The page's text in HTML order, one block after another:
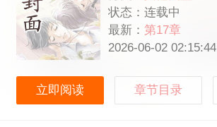
状态：连载中
最新： 第17章
2026-06-02 02:15:44
立即阅读 章节目录